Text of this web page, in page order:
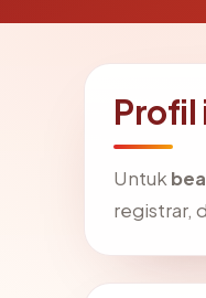
Untuk
registrar,